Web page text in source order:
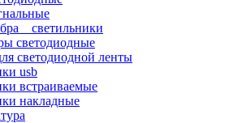
_ светильники
светодиодные
светодиодной ленты
usb
встраиваемые
накладные